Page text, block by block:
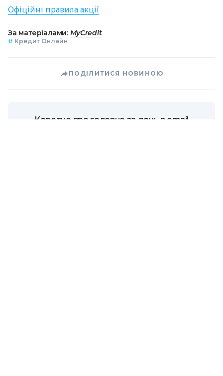
Офіційні правила акції
За матеріалами: MyCredit
# Кредит Онлайн
ПОДІЛИТИСЯ НОВИНОЮ
Коротко про головне за день в email